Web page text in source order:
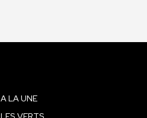
A LA UNE